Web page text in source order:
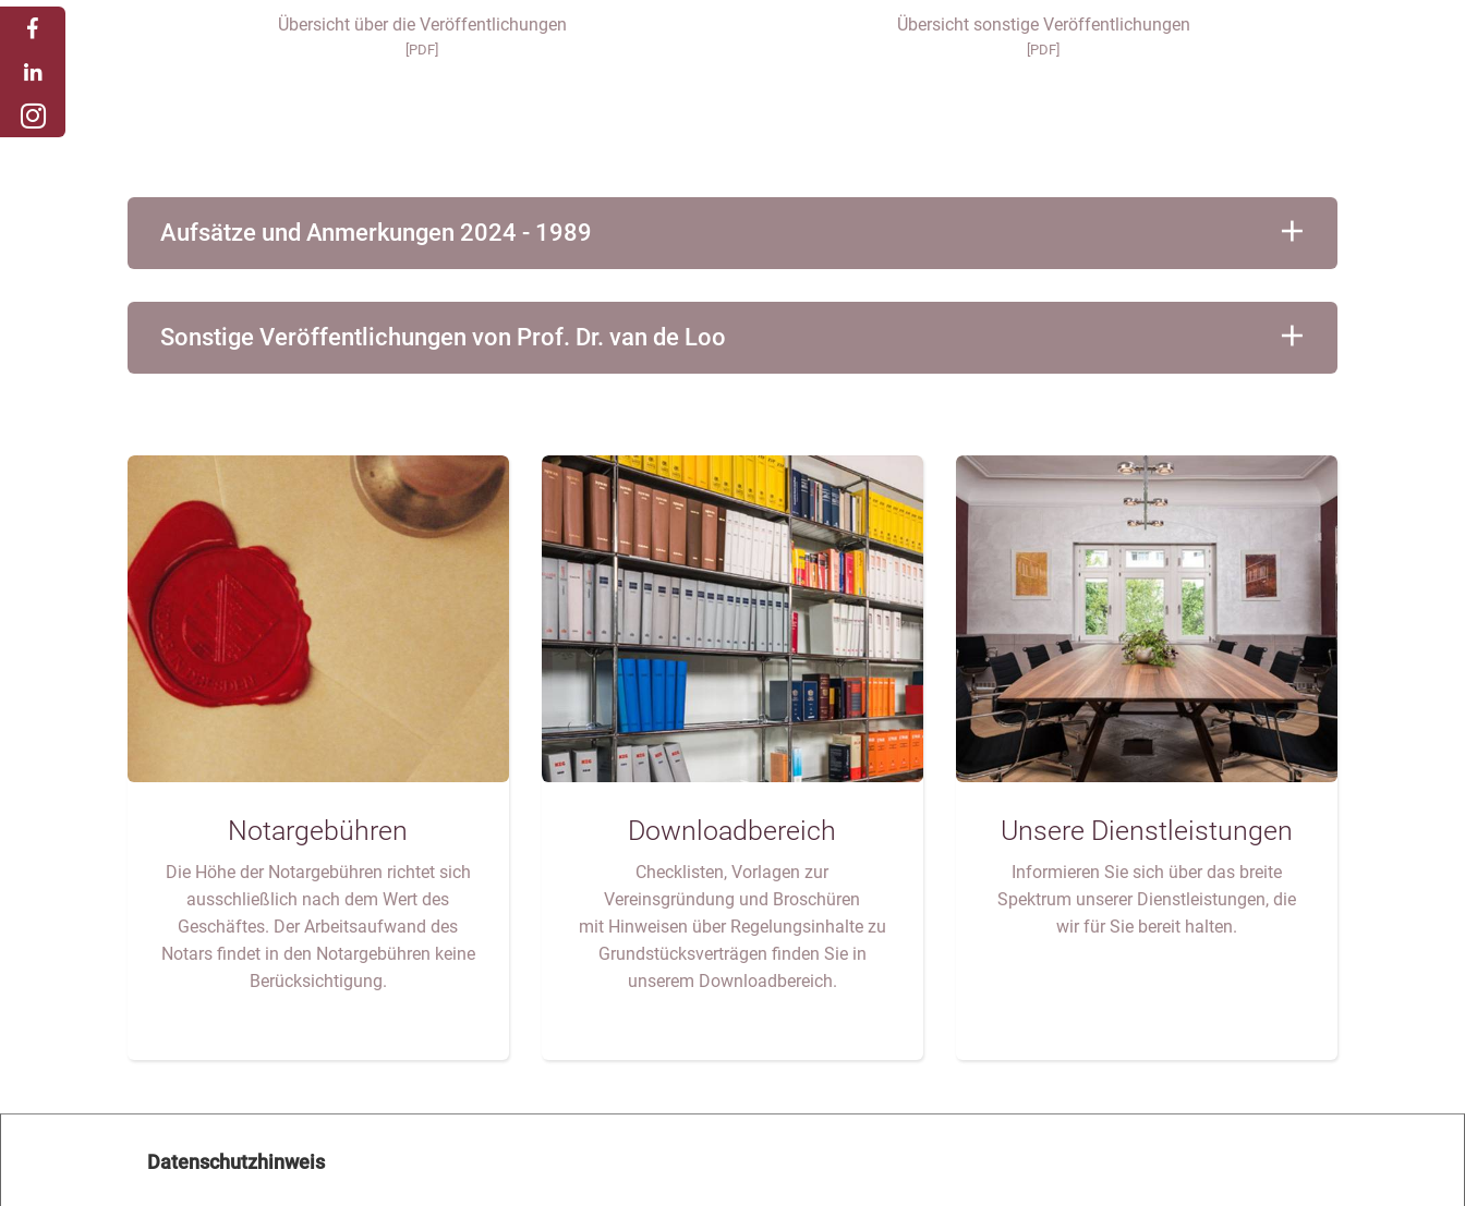
Übersicht über die Veröffentlichungen
[PDF]
Übersicht sonstige Veröffentlichungen
[PDF]
Aufsätze und Anmerkungen 2024 - 1989
Sonstige Veröffentlichungen von Prof. Dr. van de Loo
Notargebühren
Die Höhe der Notargebühren richtet sich
ausschließlich nach dem Wert des
Geschäftes. Der Arbeitsaufwand des
Notars findet in den Notargebühren keine
Berücksichtigung.
Downloadbereich
Checklisten, Vorlagen zur
Vereinsgründung und Broschüren
mit Hinweisen über Regelungsinhalte zu
Grundstücksverträgen finden Sie in
unserem Downloadbereich.
Unsere Dienstleistungen
Informieren Sie sich über das breite
Spektrum unserer Dienstleistungen, die
wir für Sie bereit halten.
Datenschutzhinweis